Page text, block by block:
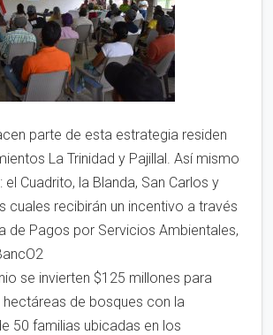
parte de esta estrategia residen
La Trinidad y Pajillal. Así mismo
el Cuadrito, la Blanda, San Carlos y
cuales recibirán un incentivo a través
de Pagos por Servicios Ambientales,
se invierten $125 millones para
de bosques con la
50 familias ubicadas en los